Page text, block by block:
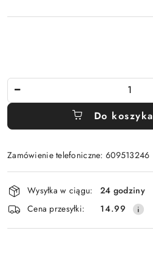
Do koszyka
Zamówienie telefoniczne: 609513246
Wyślij
Dostępność
i
dostawa
Wysyłka w ciągu:
24 godziny
Cena przesyłki:
14.99